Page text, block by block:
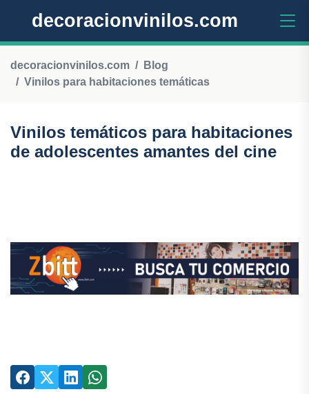
decoracionvinilos.com
decoracionvinilos.com
Blog
Vinilos para habitaciones temáticas
Vinilos temáticos para habitaciones
de adolescentes amantes del cine